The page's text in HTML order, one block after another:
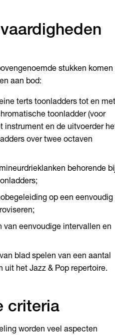
stukken komen
aan bod:
terts toonladders tot en met
toonladder (voor
instrument en de uitvoerder
over twee octaven
behorende
op een eenvoudig
van eenvoudige intervallen en
blad spelen van een aantal
uit het Jazz & Pop repertoire.
criteria
worden veel aspecten